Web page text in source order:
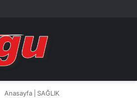
Anasayfa SAĞLIK